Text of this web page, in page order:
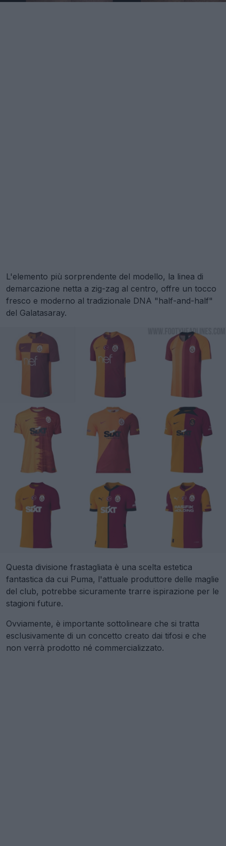
L'elemento più sorprendente del modello, la linea di
demarcazione netta a zig-zag al centro, offre un tocco
fresco e moderno al tradizionale DNA "half-and-half"
del Galatasaray.
Questa divisione frastagliata è una scelta estetica
fantastica da cui Puma, l'attuale produttore delle maglie
del club, potrebbe sicuramente trarre ispirazione per le
stagioni future.
Ovviamente, è importante sottolineare che si tratta
esclusivamente di un concetto creato dai tifosi e che
non verrà prodotto né commercializzato.